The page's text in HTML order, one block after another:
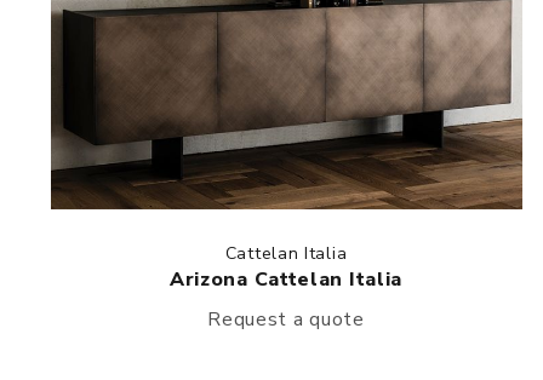
Cattelan Italia
Arizona Cattelan Italia
Request a quote